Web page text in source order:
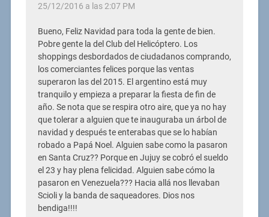
25/12/2016 a las 2:07 PM
Bueno, Feliz Navidad para toda la gente de bien.
Pobre gente la del Club del Helicóptero. Los
shoppings desbordados de ciudadanos comprando,
los comerciantes felices porque las ventas
superaron las del 2015. El argentino está muy
tranquilo y empieza a preparar la fiesta de fin de
año. Se nota que se respira otro aire, que ya no hay
que tolerar a alguien que te inauguraba un árbol de
navidad y después te enterabas que se lo habían
robado a Papá Noel. Alguien sabe como la pasaron
en Santa Cruz?? Porque en Jujuy se cobró el sueldo
el 23 y hay plena felicidad. Alguien sabe cómo la
pasaron en Venezuela??? Hacia allá nos llevaban
Scioli y la banda de saqueadores. Dios nos
bendiga!!!!